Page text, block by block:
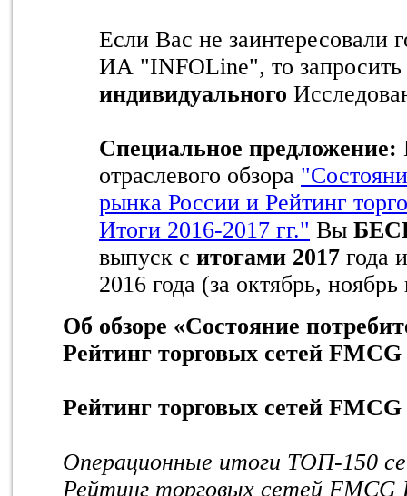
Если Вас не заинтересовали
ИА "INFOLine", то запросить
индивидуального
Специальное предложение:
отраслевого обзора
рынка России и Рейтинг
Итоги 2016-2017 гг." Вы
выпуск с итогами 2017 года
2016 года (за октябрь,
Об обзоре «Состояние
Рейтинг торговых сетей
Рейтинг торговых сетей FMCG
Операционные итоги ТОП-150
Рейтинг торговых сетей FMCG